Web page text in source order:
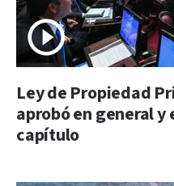
Ley de Propiedad
aprobó en general y
capítulo